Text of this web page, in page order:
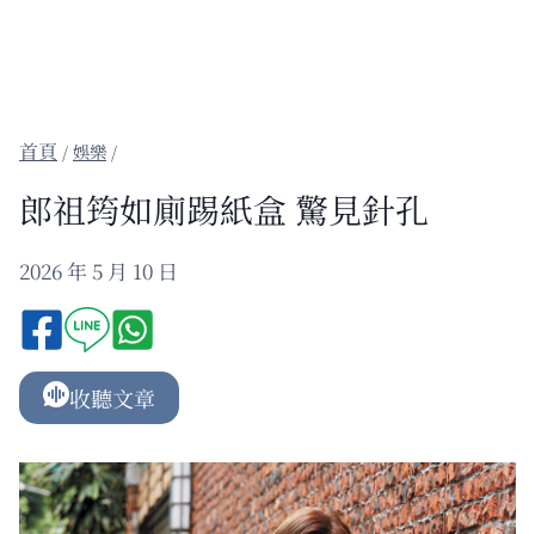
/娛樂 /
郎祖筠如廁踢紙盒 驚見針孔
2026 年 5 月 10 日
收聽文章